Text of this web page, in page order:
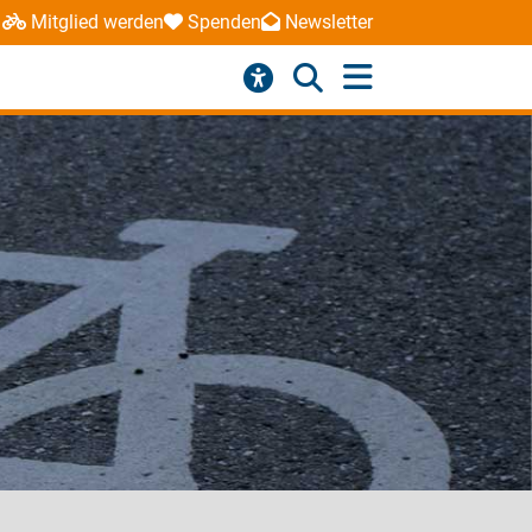
Mitglied werden Spenden Newsletter